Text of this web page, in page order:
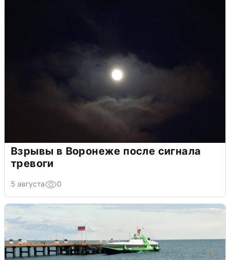
Взрывы в Воронеже после сигнала
тревоги
5 августа 0